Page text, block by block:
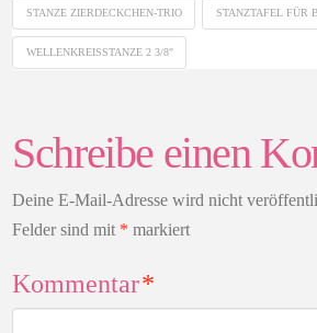
STANZE ZIERDECKCHEN-TRIO STANZTAFEL FÜR
WELLENKREISSTANZE 2 3/8"
Schreibe einen
Deine E-Mail-Adresse wird nicht
Felder sind mit * markiert
Kommentar*